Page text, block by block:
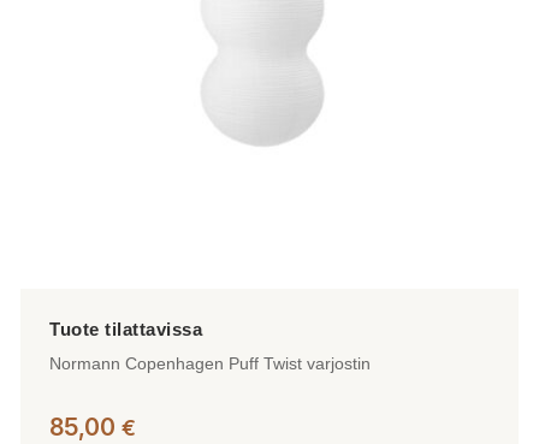
Normann Copenhagen Puff Twist varjostin
85,00 €